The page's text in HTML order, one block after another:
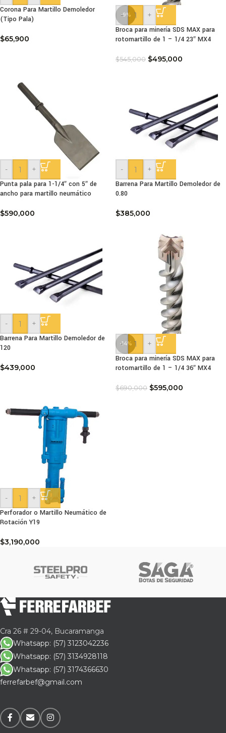
Corona Para Martillo Demoledor
(Tipo Pala)
$65,900
-9%
-
+
Broca para minería SDS MAX para
rotomartillo de 1 – 1/4 23″ MX4
$545,000 $495,000
-
+
Punta pala para 1-1/4″ con 5″ de
ancho para martillo neumático
$590,000
-
+
Barrena Para Martillo Demoledor de
0.80
$385,000
-
+
Barrena Para Martillo Demoledor de
120
$439,000
-14%
-
+
Broca para minería SDS MAX para
rotomartillo de 1 – 1/4 36″ MX4
$690,000 $595,000
-
+
Perforador o Martillo Neumático de
Rotación Y19
$3,190,000
Cra 26 # 29-04, Bucaramanga
Whatsapp: (57) 3123042236
Whatsapp: (57) 3134928118
Whatsapp: (57) 3174366630
ferrefarbef@gmail.com